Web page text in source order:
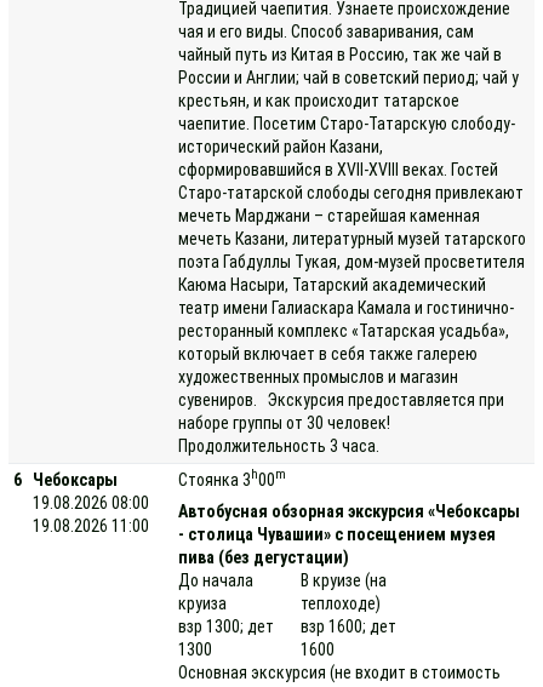
Традицией чаепития. Узнаете происхождение
чая и его виды. Способ заваривания, сам
чайный путь из Китая в Россию, так же чай в
России и Англии; чай в советский период; чай у
крестьян, и как происходит татарское
чаепитие. Посетим Старо-Татарскую слободу-
исторический район Казани,
сформировавшийся в XVII-XVIII веках. Гостей
Старо-татарской слободы сегодня привлекают
мечеть Марджани – старейшая каменная
мечеть Казани, литературный музей татарского
поэта Габдуллы Тукая, дом-музей просветителя
Каюма Насыри, Татарский академический
театр имени Галиаскара Камала и гостинично-
ресторанный комплекс «Татарская усадьба»,
который включает в себя также галерею
художественных промыслов и магазин
сувениров. Экскурсия предоставляется при
наборе группы от 30 человек!
Продолжительность 3 часа.
6
Чебоксары
19.08.2026 08:00
19.08.2026 11:00
Стоянка 3 h00m
Автобусная обзорная экскурсия «Чебоксары
- столица Чувашии» с посещением музея
пива (без дегустации)
До начала
круиза
взр 1300; дет
1300
В круизе (на
теплоходе)
взр 1600; дет
1600
Основная экскурсия (не входит в стоимость